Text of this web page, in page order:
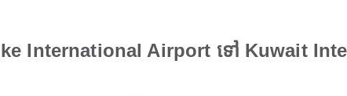
International Airport ទៅ Kuwait